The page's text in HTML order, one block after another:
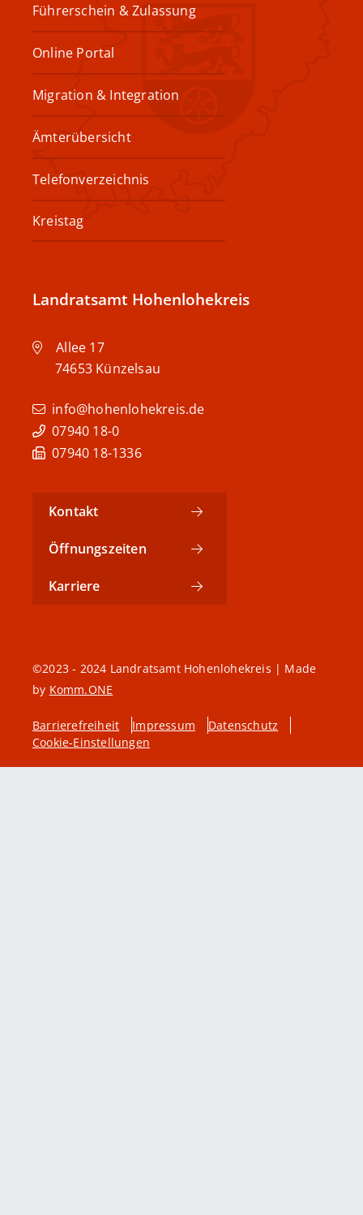
Führerschein & Zulassung
Online Portal
Migration & Integration
Ämterübersicht
Telefonverzeichnis
Kreistag
Landratsamt Hohenlohekreis
Allee 17
74653 Künzelsau
info@hohenlohekreis.de
07940 18-0
07940 18-1336
Kontakt
Öffnungszeiten
Karriere
©2023 - 2024 Landratsamt Hohenlohekreis | Made
by Komm.ONE
Barrierefreiheit Impressum
Datenschutz
Cookie-Einstellungen